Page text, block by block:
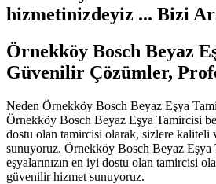
hizmetinizdeyiz ... Bizi
Örnekköy Bosch Beyaz
Güvenilir Çözümler,
Neden Örnekköy Bosch Beyaz Eşya
Örnekköy Bosch Beyaz Eşya Tamircisi
dostu olan tamircisi olarak, sizlere kaliteli
sunuyoruz. Örnekköy Bosch Beyaz Eşya
eşyalarınızın en iyi dostu olan tamircisi
güvenilir hizmet sunuyoruz.